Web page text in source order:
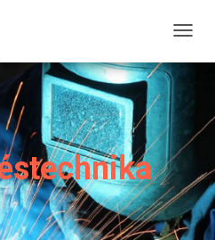
O
E
V
I
G